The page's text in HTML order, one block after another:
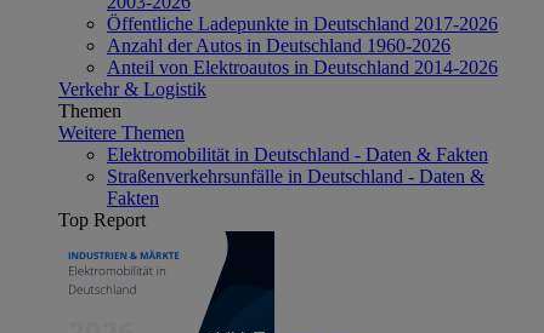
Öffentliche Ladepunkte in Deutschland 2017-2026
Anzahl der Autos in Deutschland 1960-2026
Anteil von Elektroautos in Deutschland 2014-2026
Verkehr & Logistik
Themen
Weitere Themen
Elektromobilität in Deutschland - Daten & Fakten
Straßenverkehrsunfälle in Deutschland - Daten &
Fakten
Top Report